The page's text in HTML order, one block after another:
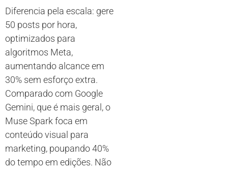
Diferencia pela escala: gere
50 posts por hora,
optimizados para
algoritmos Meta,
aumentando alcance em
30% sem esforço extra.
Comparado com Google
Gemini, que é mais geral, o
Muse Spark foca em
conteúdo visual para
marketing, poupando 40%
do tempo em edições. Não